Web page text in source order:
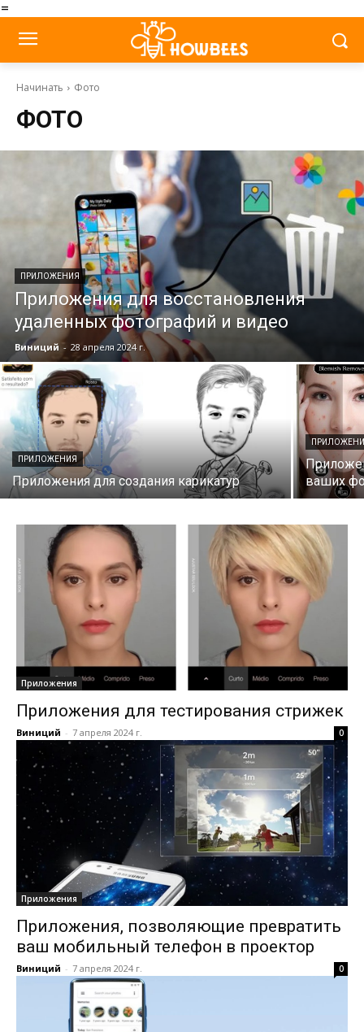
=
Начинать Фото
ФОТО
ПРИЛОЖЕНИЯ
Приложения для восстановления
удаленных фотографий и видео
Виниций - 28 апреля 2024 г.
ПРИЛОЖЕНИЯ
Приложения для создания карикатур
ваших
Приложения
Приложения для тестирования стрижек
Виниций - 7 апреля 2024 г. 0
Приложения
Приложения, позволяющие превратить
ваш мобильный телефон в проектор
Виниций - 7 апреля 2024 г. 0